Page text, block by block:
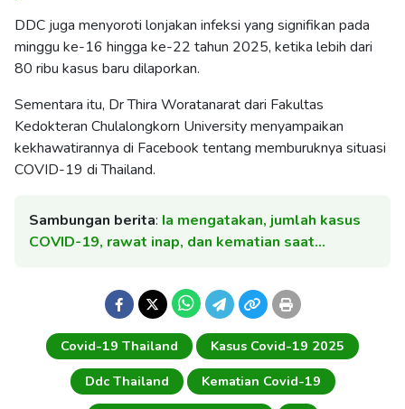
DDC juga menyoroti lonjakan infeksi yang signifikan pada
minggu ke-16 hingga ke-22 tahun 2025, ketika lebih dari
80 ribu kasus baru dilaporkan.
Sementara itu, Dr Thira Woratanarat dari Fakultas
Kedokteran Chulalongkorn University menyampaikan
kekhawatirannya di Facebook tentang memburuknya situasi
COVID-19 di Thailand.
Sambungan berita: Ia mengatakan, jumlah kasus
COVID-19, rawat inap, dan kematian saat…
Covid-19 Thailand
Kasus Covid-19 2025
Ddc Thailand
Kematian Covid-19